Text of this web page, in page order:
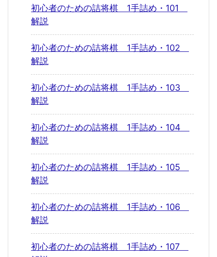
初心者のための詰将棋 1手詰め・101
解説
初心者のための詰将棋 1手詰め・102
解説
初心者のための詰将棋 1手詰め・103
解説
初心者のための詰将棋 1手詰め・104
解説
初心者のための詰将棋 1手詰め・105
解説
初心者のための詰将棋 1手詰め・106
解説
初心者のための詰将棋 1手詰め・107